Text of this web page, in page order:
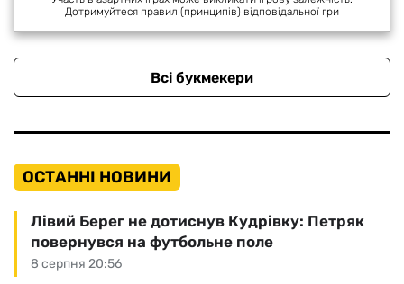
Дотримуйтеся правил (принципів) відповідальної гри
Всі букмекери
ОСТАННІ НОВИНИ
8 серпня 20:56
Лівий Берег не дотиснув Кудрівку: Петряк
повернувся на футбольне поле